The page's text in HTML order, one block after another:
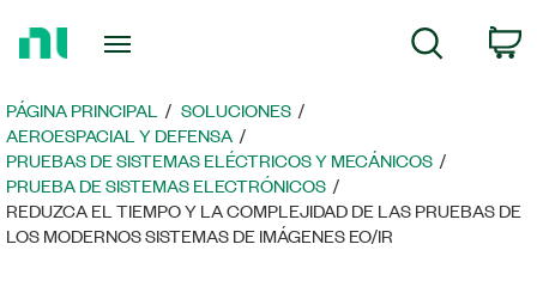
página
principal
Búsqueda
PÁGINA PRINCIPAL
SOLUCIONES
AEROESPACIAL Y DEFENSA
PRUEBAS DE SISTEMAS ELÉCTRICOS Y MECÁNICOS
PRUEBA DE SISTEMAS ELECTRÓNICOS
REDUZCA EL TIEMPO Y LA COMPLEJIDAD DE LAS PRUEBAS DE
LOS MODERNOS SISTEMAS DE IMÁGENES EO/IR